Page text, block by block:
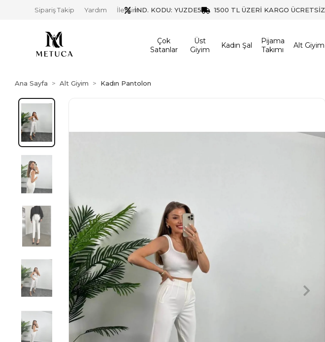
İND. KODU: YUZDE5 1500 TL ÜZERİ KARGO ÜCRETSİZ
Sipariş Takip Yardım İletişim
Çok
Satanlar
Üst
Giyim
Kadın Şal
Pijama
Takımı
Alt Giyim
Ana Sayfa Alt Giyim Kadın Pantolon